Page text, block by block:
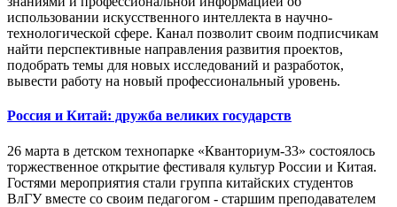
использовании искусственного интеллекта в научно-
технологической сфере. Канал позволит своим подписчикам
найти перспективные направления развития проектов,
подобрать темы для новых исследований и разработок,
вывести работу на новый профессиональный уровень.
Россия и Китай: дружба великих государств
26 марта в детском технопарке «Кванториум-33» состоялось
торжественное открытие фестиваля культур России и Китая.
Гостями мероприятия стали группа китайских студентов
ВлГУ вместе со своим педагогом - старшим преподавателем